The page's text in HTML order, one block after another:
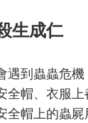
生成仁
遇到蟲蟲危
全帽、衣服
全帽上的蟲屍